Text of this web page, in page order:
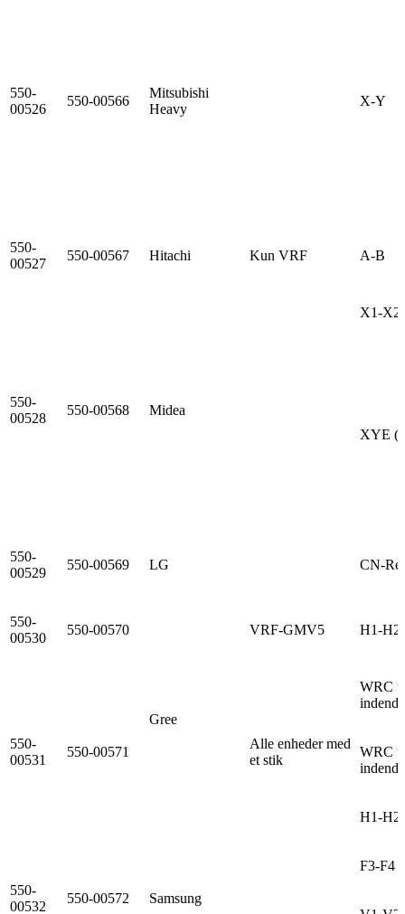
550-
00526
550-00566
Mitsubishi
Heavy
X-Y
550-
00527
550-00567 Hitachi Kun VRF A-B
550-
00528
550-00568 Midea
X1-X2
XYE
550-
00529
550-00569 LG CN-
550-
00530
550-00570
Gree
VRF-GMV5 H1-H2
550-
00531
550-00571
Alle enheder med
et stik
WRC
WRC
H1-H2
550-
00532
550-00572 Samsung
F3-F4